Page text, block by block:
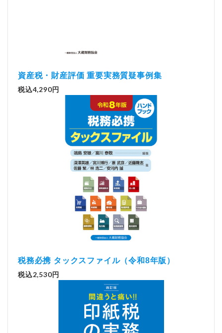
資産税・財産評価 重要実務質疑事例集
税込4,290円
税務必携 タックスファイル（令和8年版）
税込2,530円